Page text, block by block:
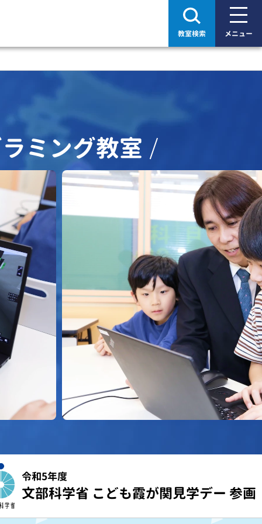
教室検索 メニュー
ミング教室
令和5年度
文部科学省 こども霞が関見学デー 参画